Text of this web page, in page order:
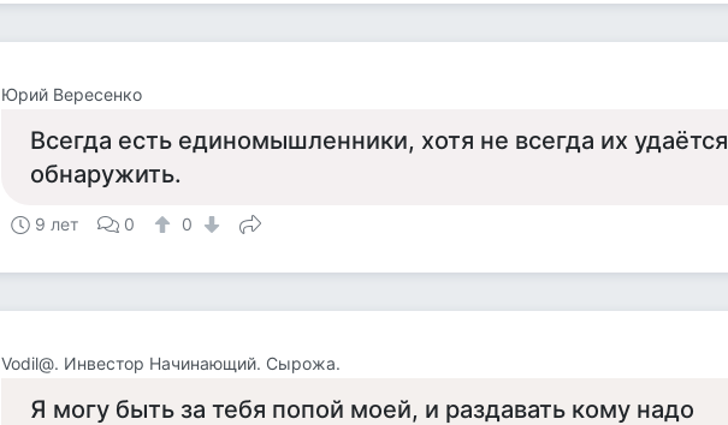
Юрий Вересенко
Всегда есть единомышленники, хотя не всегда их удаётся
обнаружить.
9 лет 0 0
Vodil@. Инвестор Начинающий. Сырожа.
Я могу быть за тебя попой моей, и раздавать кому надо